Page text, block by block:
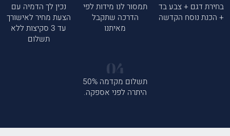
בחירת דגם + צבע בד
+ הכנת נוסח הקדשה
תמסור לנו מידות לפי
הדרכה שתקבל
מאיתנו
נכין לך הדמיה עם
הצעת מחיר לאישורך
עד 3 סקיצות ללא
תשלום
תשלום מקדמה 50%
היתרה לפני אספקה.